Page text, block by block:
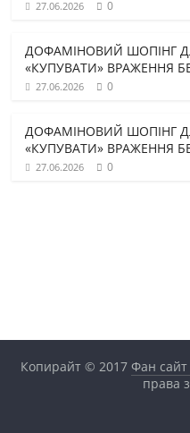
27.06.2026 0
ДОФАМІНОВИЙ ШОПІНГ
«КУПУВАТИ» ВРАЖЕННЯ
27.06.2026 0
ДОФАМІНОВИЙ ШОПІНГ
«КУПУВАТИ» ВРАЖЕННЯ
27.06.2026 0
Копирайт © 2017Фан
права